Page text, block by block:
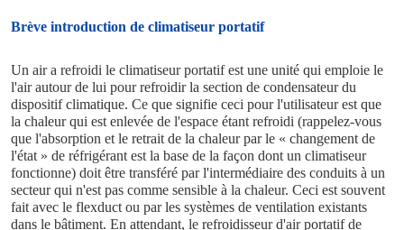
Brève introduction de climatiseur portatif
Un air a refroidi le climatiseur portatif est une unité qui emploie le
l'air autour de lui pour refroidir la section de condensateur du
dispositif climatique. Ce que signifie ceci pour l'utilisateur est que
la chaleur qui est enlevée de l'espace étant refroidi (rappelez-vous
que l'absorption et le retrait de la chaleur par le « changement de
l'état » de réfrigérant est la base de la façon dont un climatiseur
fonctionne) doit être transféré par l'intermédiaire des conduits à un
secteur qui n'est pas comme sensible à la chaleur. Ceci est souvent
fait avec le flexduct ou par les systèmes de ventilation existants
dans le bâtiment. En attendant, le refroidisseur d'air portatif de